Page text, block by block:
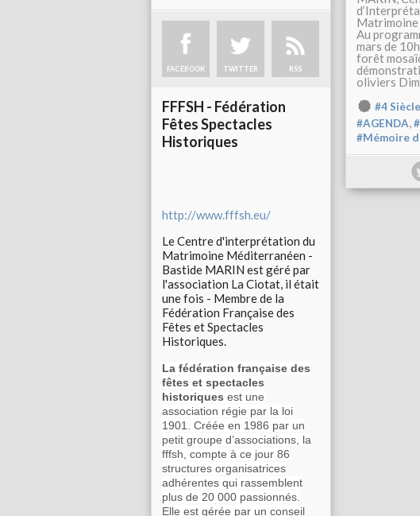
FACEBOOK TWITTER RSS
FFFSH - Fédération
Fêtes Spectacles
Historiques
http://www.fffsh.eu/
Le Centre d'interprétation du
Matrimoine Méditerranéen -
Bastide MARIN est géré par
l'association La Ciotat, il était
une fois - Membre de la
Fédération Française des
Fêtes et Spectacles
Historiques.
La fédération française des
fêtes et spectacles
historiques est une
association régie par la loi
1901. Créée en 1986 par un
petit groupe d’associations, la
fffsh, compte à ce jour 86
structures organisatrices
adhérentes qui rassemblent
plus de 20 000 passionnés.
Elle est gérée par un conseil
Au
mars de
forêt
oliviers
#4
#AGENDA,
#Mémoire